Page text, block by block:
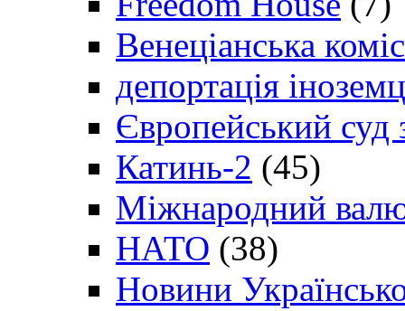
Венеціанська
депортація
Європейський
Катинь-2 (45)
Міжнародний
НАТО (38)
Новини